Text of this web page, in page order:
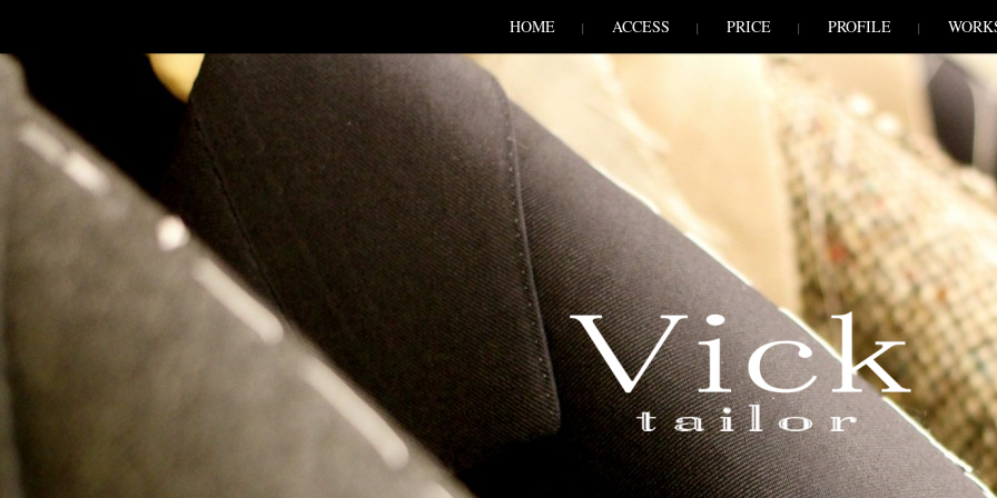
HOME ACCESS PRICE PROFILE